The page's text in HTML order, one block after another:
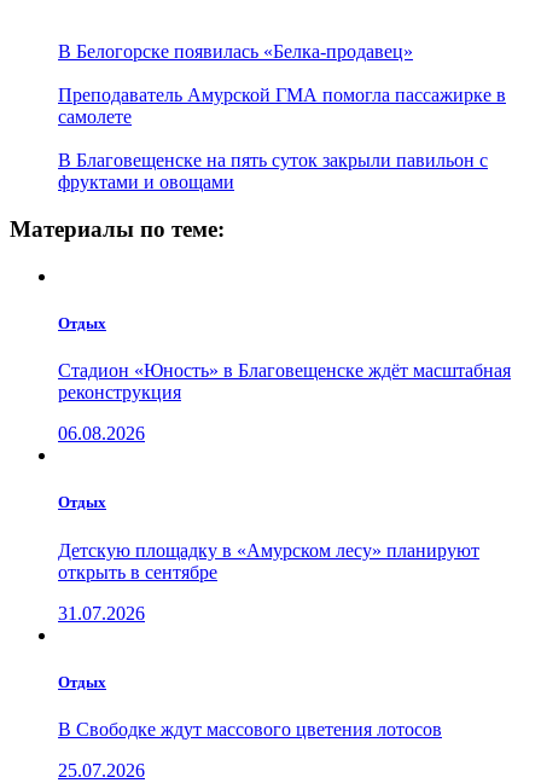
В Белогорске появилась «Белка-продавец»
Преподаватель Амурской ГМА помогла пассажирке в
самолете
В Благовещенске на пять суток закрыли павильон с
фруктами и овощами
Материалы по теме:
Отдых
Стадион «Юность» в Благовещенске ждёт масштабная
реконструкция
06.08.2026
Отдых
Детскую площадку в «Амурском лесу» планируют
открыть в сентябре
31.07.2026
Отдых
В Свободке ждут массового цветения лотосов
25.07.2026